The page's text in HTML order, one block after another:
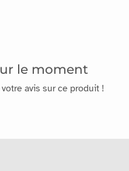
le moment
avis sur ce produit !